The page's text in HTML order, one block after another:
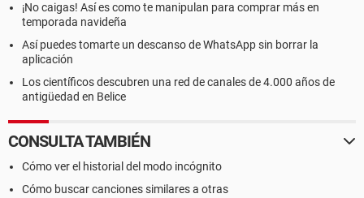
¡No caigas! Así es como te manipulan para comprar más en
temporada navideña
Así puedes tomarte un descanso de WhatsApp sin borrar la
aplicación
Los científicos descubren una red de canales de 4.000 años de
antigüedad en Belice
CONSULTA TAMBIÉN
Cómo ver el historial del modo incógnito
Cómo buscar canciones similares a otras